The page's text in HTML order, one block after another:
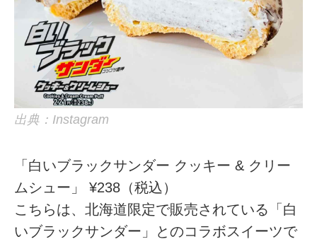
出典：Instagram
「白いブラックサンダー クッキー & クリー
ムシュー」 ¥238（税込）
こちらは、北海道限定で販売されている「白
いブラックサンダー」とのコラボスイーツで